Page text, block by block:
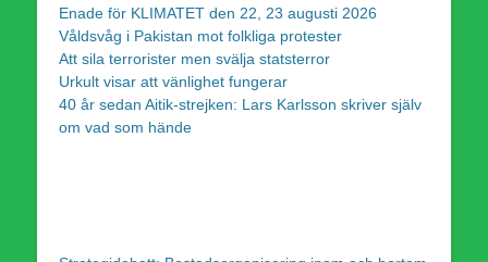
Enade för KLIMATET den 22, 23 augusti 2026
Våldsvåg i Pakistan mot folkliga protester
Att sila terrorister men svälja statsterror
Urkult visar att vänlighet fungerar
40 år sedan Aitik-strejken: Lars Karlsson skriver själv
om vad som hände